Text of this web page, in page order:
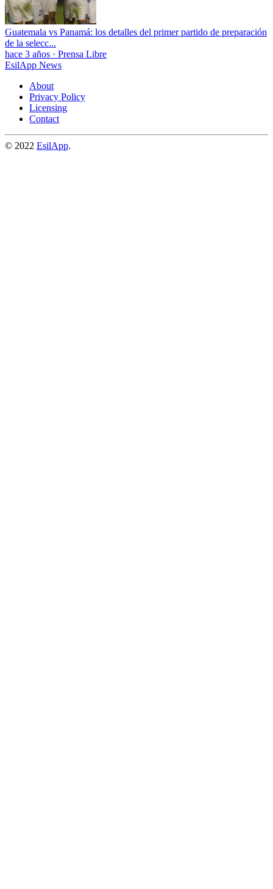
Guatemala vs Panamá: los detalles del primer partido de preparación
de la selecc...
hace 3 años · Prensa Libre
EsilApp News
About
Privacy Policy
Licensing
Contact
© 2022 EsilApp.